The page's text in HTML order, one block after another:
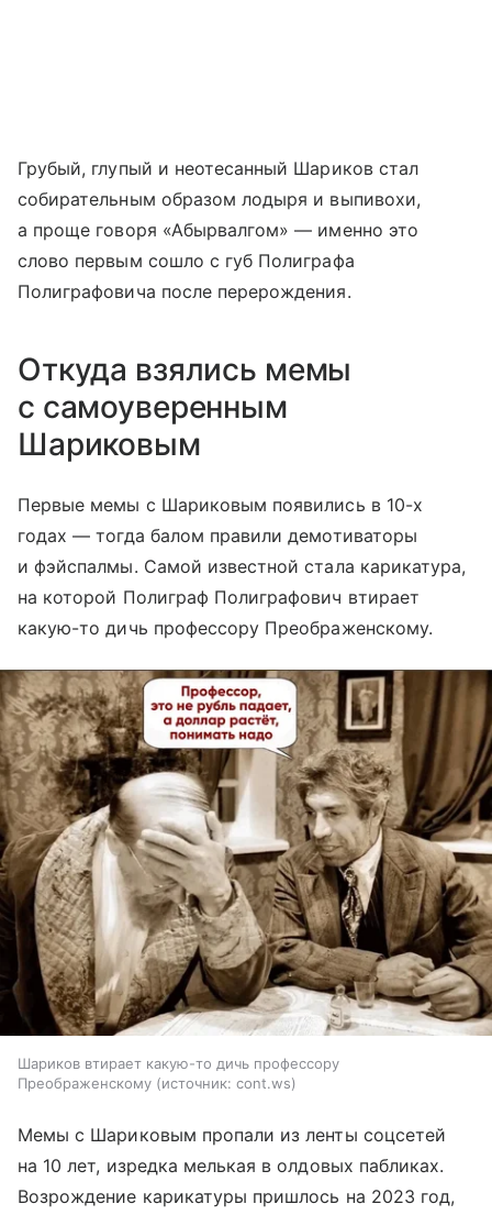
Грубый, глупый и неотесанный Шариков стал
собирательным образом лодыря и выпивохи,
а проще говоря «Абырвалгом» — именно это
слово первым сошло с губ Полиграфа
Полиграфовича после перерождения.
Откуда взялись мемы
с самоуверенным
Шариковым
Первые мемы с Шариковым появились в 10-х
годах — тогда балом правили демотиваторы
и фэйспалмы. Самой известной стала карикатура,
на которой Полиграф Полиграфович втирает
какую-то дичь профессору Преображенскому.
Шариков втирает какую-то дичь профессору
Преображенскому
источник: cont.ws
Мемы с Шариковым пропали из ленты соцсетей
на 10 лет, изредка мелькая в олдовых пабликах.
Возрождение карикатуры пришлось на 2023 год,